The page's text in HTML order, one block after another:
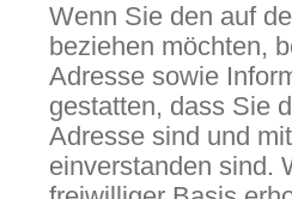
Wenn Sie den auf
beziehen möchten,
Adresse sowie
gestatten, dass Sie
Adresse sind und
einverstanden sind.